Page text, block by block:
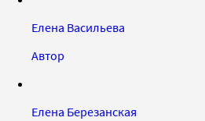
Елена Васильева
Автор
Елена Березанская